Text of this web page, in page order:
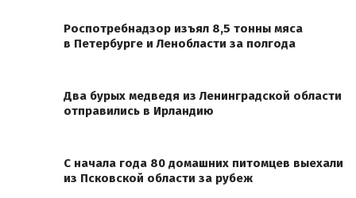
Роспотребнадзор изъял 8,5 тонны мяса
в Петербурге и Ленобласти за полгода
Два бурых медведя из Ленинградской области
отправились в Ирландию
С начала года 80 домашних питомцев выехали
из Псковской области за рубеж